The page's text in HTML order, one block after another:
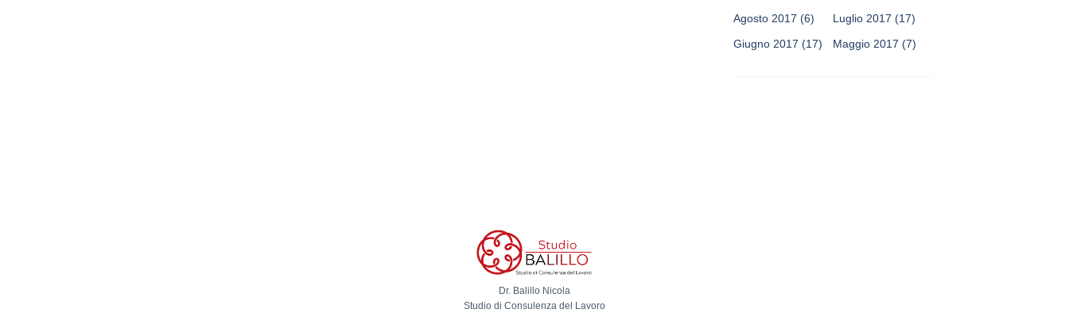
Agosto 2017 (6) Luglio 2017 (17)
Giugno 2017 (17) Maggio 2017 (7)
Dr. Balillo Nicola
Studio di Consulenza del Lavoro